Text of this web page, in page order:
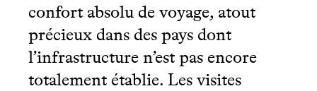
confort absolu de voyage, atout
précieux dans des pays dont
l’infrastructure n’est pas encore
totalement établie. Les visites